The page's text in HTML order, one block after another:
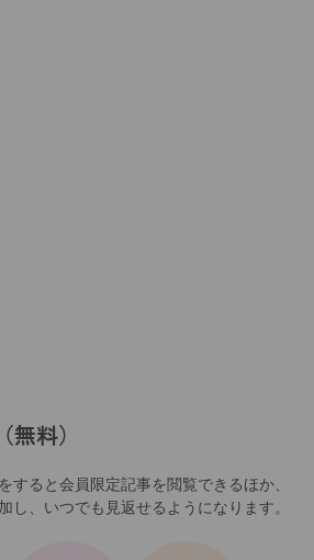
料）
すると会員限定記事を閲覧できるほか、
し、いつでも見返せるようになります。